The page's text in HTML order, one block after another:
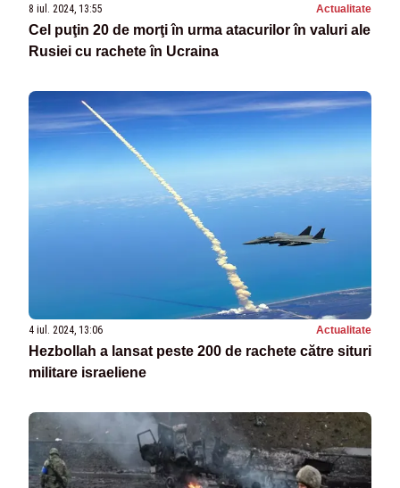
8 iul. 2024, 13:55 Actualitate
Cel puţin 20 de morţi în urma atacurilor în valuri ale
Rusiei cu rachete în Ucraina
4 iul. 2024, 13:06 Actualitate
Hezbollah a lansat peste 200 de rachete către situri
militare israeliene